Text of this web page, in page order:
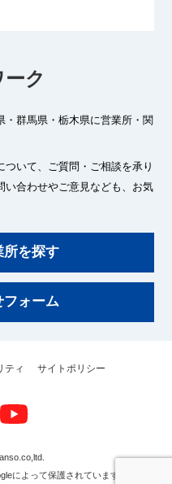
ク
・群馬県・栃木県に営業所・関
いて、ご質問・ご相談を承り
い合わせやご意見なども、お気
所を探す
フォーム
ティ サイトポリシー
によって保護されています。